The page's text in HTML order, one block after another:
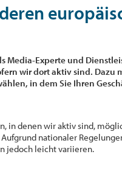
Media-Experte und
wir dort aktiv sind. Dazu
in dem Sie Ihren
in denen wir aktiv sind,
nationaler
jedoch leicht variieren.